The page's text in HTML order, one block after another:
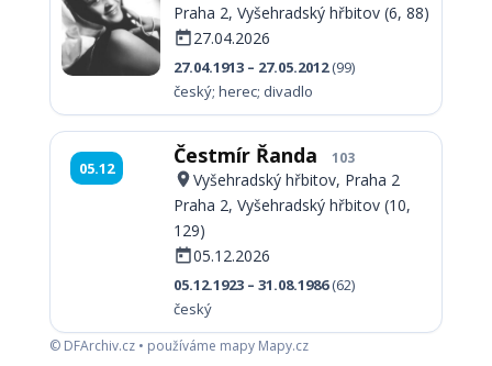
Praha 2, Vyšehradský hřbitov (6, 88)
27.04.2026
27.04.1913 – 27.05.2012(99)
český; herec; divadlo
05.12 Čestmír Řanda 103
Vyšehradský hřbitov, Praha 2
Praha 2, Vyšehradský hřbitov (10,
129)
05.12.2026
05.12.1923 – 31.08.1986(62)
český
© DFArchiv.cz • používáme mapy Mapy.cz